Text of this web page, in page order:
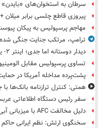
سرطان به استخوان‌های
پیروزی قاطع چلسی برابر میلان
مهاجم پرسپولیس به پیکان
ترامپ، مرتکب جنایت جنگی
دیدار دوستانه اما جدی؛ اینتر ۲- یوونتوس ۱ +فیلم
تساوی پرسپولیس مقابل
پشت‌پرده مداخله آمریکا در
همتی: کنترل ترازنامه بانک‌ها
سفر رئیس دستگاه اطلاعاتی
دلیل مخالفت AFC با میزبانی آبی‌ها در عراق
سخنگوی ارتش: نظم ایرانی